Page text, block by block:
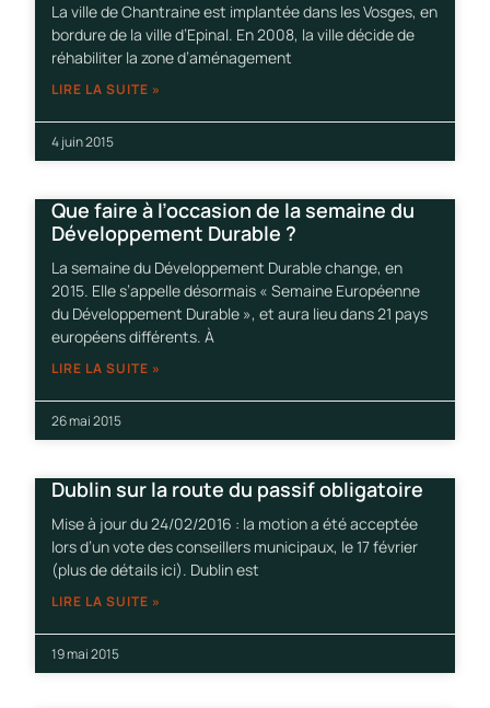
La ville de Chantraine est implantée dans les Vosges, en
bordure de la ville d’Epinal. En 2008, la ville décide de
réhabiliter la zone d’aménagement
LIRE LA SUITE »
4 juin 2015
Que faire à l’occasion de la semaine du
Développement Durable ?
La semaine du Développement Durable change, en
2015. Elle s’appelle désormais « Semaine Européenne
du Développement Durable », et aura lieu dans 21 pays
européens différents. À
LIRE LA SUITE »
26 mai 2015
Dublin sur la route du passif obligatoire
Mise à jour du 24/02/2016 : la motion a été acceptée
lors d’un vote des conseillers municipaux, le 17 février
(plus de détails ici). Dublin est
LIRE LA SUITE »
19 mai 2015